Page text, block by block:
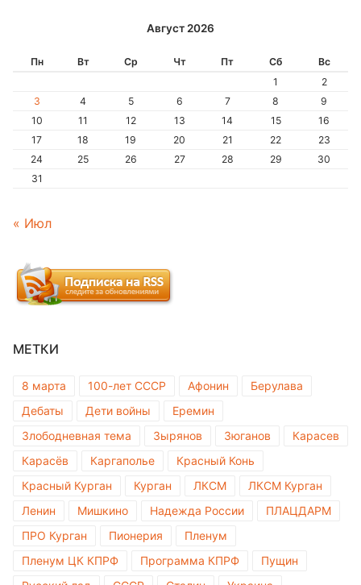
Август 2026
Пн Вт Ср Чт Пт Сб
Вс
1
2
3
4 5 6 7 8
9
10
11 12 13 14 15
16
17
18 19 20 21 22
23
24
25 26 27 28 29
30
31
« Июл
МЕТКИ
8 марта 100-лет СССР Афонин
Берулава
Дебаты
Дети войны
Еремин
Злободневная тема
Зырянов Зюганов
Карасев
Карасёв
Каргаполье
Красный Конь
Красный Курган
Курган ЛКСМ
ЛКСМ Курган
Ленин
Мишкино Надежда России
ПЛАЦДАРМ
ПРО Курган
Пионерия
Пленум
Пленум ЦК КПРФ
Программа КПРФ
Пущин